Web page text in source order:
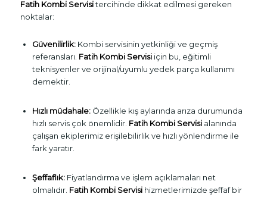
Fatih Kombi Servisitercihinde dikkat edilmesi gereken
noktalar:
Güvenilirlik:Kombi servisinin yetkinliği ve geçmiş
referansları. Fatih Kombi Servisiiçin bu, eğitimli
teknisyenler ve orijinal/uyumlu yedek parça kullanımı
demektir.
Hızlı müdahale:Özellikle kış aylarında arıza durumunda
hızlı servis çok önemlidir. Fatih Kombi Servisialanında
çalışan ekiplerimiz erişilebilirlik ve hızlı yönlendirme ile
fark yaratır.
Şeffaflık:Fiyatlandırma ve işlem açıklamaları net
olmalıdır. Fatih Kombi Servisihizmetlerimizde şeffaf bir